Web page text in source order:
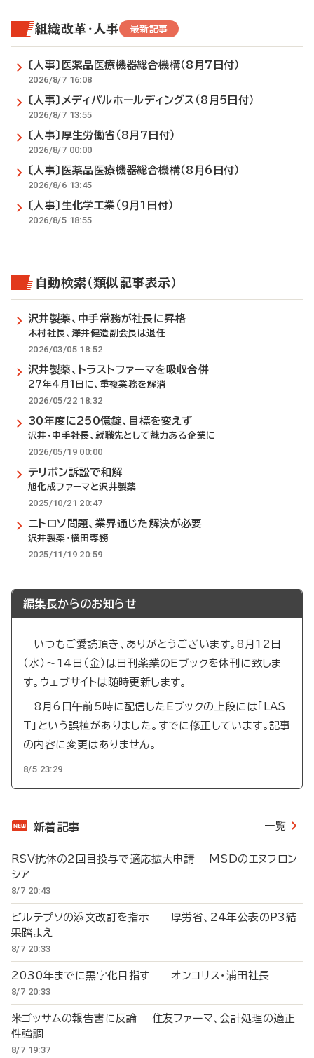
組織改革・人事 最新記事
〔人事〕医薬品医療機器総合機構（8月7日付）
2026/8/7 16:08
〔人事〕メディパルホールディングス（8月5日付）
2026/8/7 13:55
〔人事〕厚生労働省（8月7日付）
2026/8/7 00:00
〔人事〕医薬品医療機器総合機構（8月6日付）
2026/8/6 13:45
〔人事〕生化学工業（9月1日付）
2026/8/5 18:55
自動検索（類似記事表示）
沢井製薬、中手常務が社長に昇格
木村社長、澤井健造副会長は退任
2026/03/05 18:52
沢井製薬、トラストファーマを吸収合併
27年4月1日に、重複業務を解消
2026/05/22 18:32
30年度に250億錠、目標を変えず
沢井・中手社長、就職先として魅力ある企業に
2026/05/19 00:00
テリボン訴訟で和解
旭化成ファーマと沢井製薬
2025/10/21 20:47
ニトロソ問題、業界通じた解決が必要
沢井製薬・横田専務
2025/11/19 20:59
編集長からのお知らせ
いつもご愛読頂き、ありがとうございます。8月12日
（水）～14日（金）は日刊薬業のEブックを休刊に致しま
す。ウェブサイトは随時更新します。
8月6日午前5時に配信したEブックの上段には「LAS
T」という誤植がありました。すでに修正しています。記事
の内容に変更はありません。
8/5 23:29
新着記事 一覧
RSV抗体の2回目投与で適応拡大申請 MSDのエヌフロン
シア
8/7 20:43
ビルテプソの添文改訂を指示 厚労省、24年公表のP3結
果踏まえ
8/7 20:33
2030年までに黒字化目指す オンコリス・浦田社長
8/7 20:33
米ゴッサムの報告書に反論 住友ファーマ、会計処理の適正
性強調
8/7 19:37